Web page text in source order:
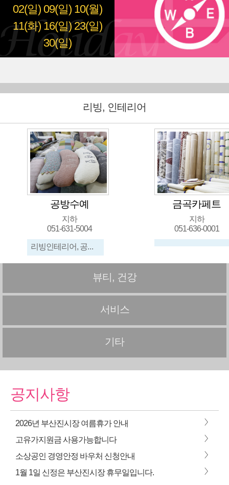
02(일) 09(일) 10(월)
11(화) 16(일) 23(일)
30(일)
리빙, 인테리어
공방수예
지하
051-631-5004
리빙인테리어, 공예, 수예, 가구, 각종수예품, 방석, 배개, 쿠션, 앞치마
금곡카페트
지하
051-636-0001
뷰티, 건강
서비스
기타
공지사항
2026년 부산진시장 여름휴가 안내 >
고유가지원금 사용가능합니다 >
소상공인 경영안정 바우처 신청안내 >
1월 1일 신정은 부산진시장 휴무일입니다. >